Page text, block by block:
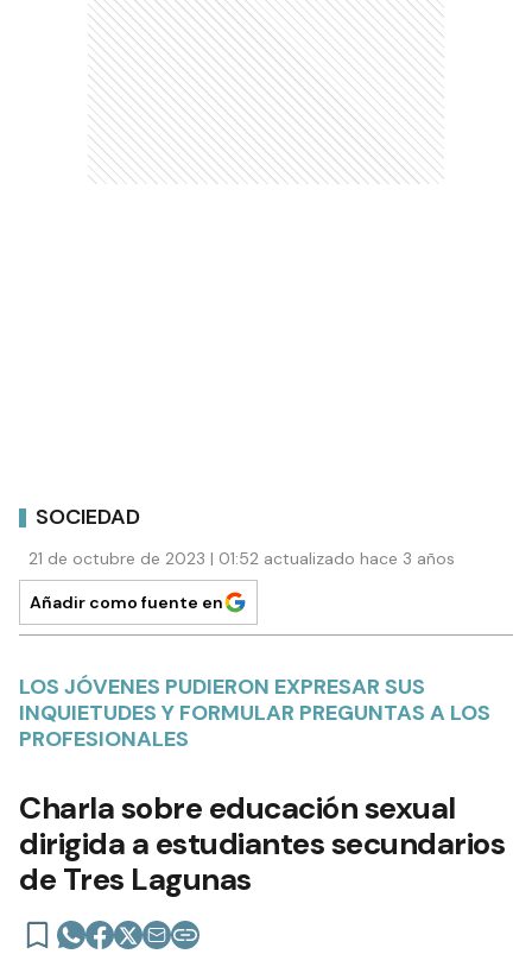
SOCIEDAD
21 de octubre de 2023 | 01:52 actualizado hace 3 años
Añadir como fuente en
LOS JÓVENES PUDIERON EXPRESAR SUS
INQUIETUDES Y FORMULAR PREGUNTAS A LOS
PROFESIONALES
Charla sobre educación sexual
dirigida a estudiantes secundarios
de Tres Lagunas